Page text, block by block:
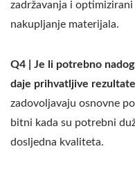
zadržavanja i
nakupljanje materijala.
Q4 | Je li potrebno
daje prihvatljive
zadovoljavaju osnovne
bitni kada su potrebni
dosljedna kvaliteta.